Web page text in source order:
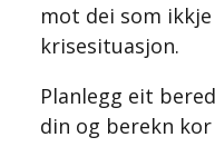
mot dei som
krisesituasjon.
Planlegg eit
din og berekn